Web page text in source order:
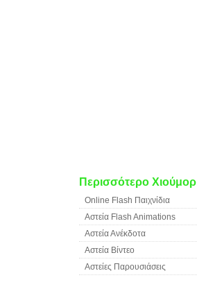
Περισσότερο Χιούμορ
Online Flash Παιχνίδια
Αστεία Flash Animations
Αστεία Ανέκδοτα
Αστεία Βίντεο
Αστείες Παρουσιάσεις